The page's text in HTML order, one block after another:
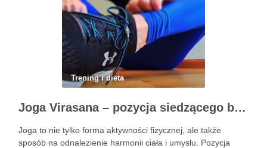
Trening i dieta
Joga Virasana – pozycja siedzącego bohatera i jej korzyści
Joga to nie tylko forma aktywności fizycznej, ale także
sposób na odnalezienie harmonii ciała i umysłu. Pozycja